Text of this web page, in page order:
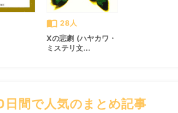
import_contacts 28人
Xの悲劇 (ハヤカワ・
ミステリ文...
日間で人気のまとめ記事